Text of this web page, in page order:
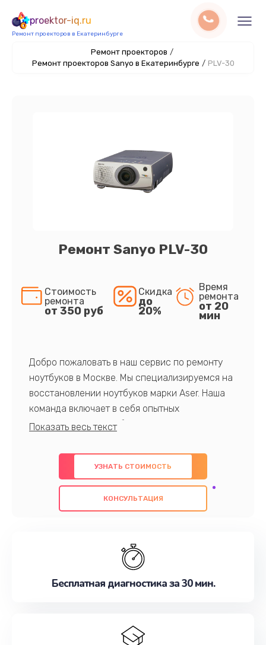
proektor-iq.ru
Ремонт проекторов в Екатеринбурге
Ремонт проекторов /
Ремонт проекторов Sanyo в Екатеринбурге / PLV-30
Ремонт Sanyo PLV-30
Стоимость
ремонта
от 350 руб
Скидка
до
20%
Время
ремонта
от 20
мин
Добро пожаловать в наш сервис по ремонту
ноутбуков в Москве. Мы специализируемся на
восстановлении ноутбуков марки Aser. Наша
команда включает в себя опытных
профессионалов с обширными знаниями и
предлагаем быстрый и качественный ремонт с
использованием оригинальных компонентов, а
также гарантируем качество всех
проведенных работ. Наша цель - предоставить
наилучшим образом. Не медлите записаться на
УЗНАТЬ СТОИМОСТЬ
КОНСУЛЬТАЦИЯ
Бесплатная диагностика за 30 мин.